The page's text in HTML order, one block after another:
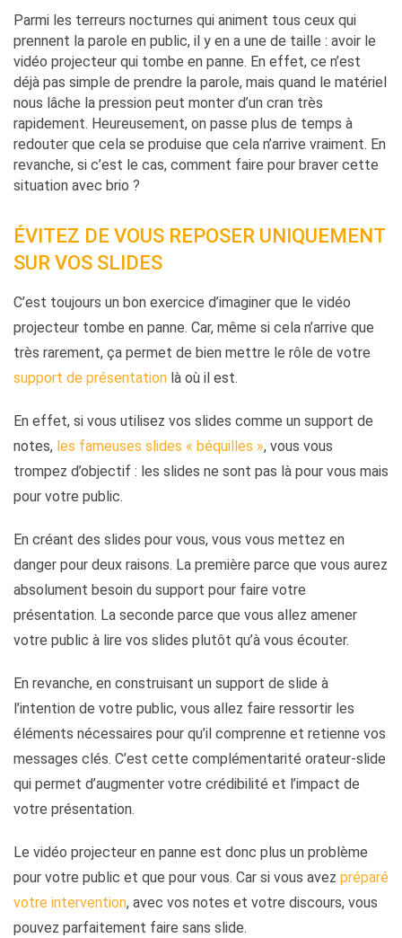
Parmi les terreurs nocturnes qui animent tous ceux qui
prennent la parole en public, il y en a une de taille : avoir le
vidéo projecteur qui tombe en panne. En effet, ce n’est
déjà pas simple de prendre la parole, mais quand le matériel
nous lâche la pression peut monter d’un cran très
rapidement. Heureusement, on passe plus de temps à
redouter que cela se produise que cela n’arrive vraiment. En
revanche, si c’est le cas, comment faire pour braver cette
situation avec brio ?
ÉVITEZ DE VOUS REPOSER UNIQUEMENT
SUR VOS SLIDES
C’est toujours un bon exercice d’imaginer que le vidéo
projecteur tombe en panne. Car, même si cela n’arrive que
très rarement, ça permet de bien mettre le rôle de votre
support de présentation là où il est.
En effet, si vous utilisez vos slides comme un support de
notes, les fameuses slides « béquilles », vous vous
trompez d’objectif : les slides ne sont pas là pour vous mais
pour votre public.
En créant des slides pour vous, vous vous mettez en
danger pour deux raisons. La première parce que vous aurez
absolument besoin du support pour faire votre
présentation. La seconde parce que vous allez amener
votre public à lire vos slides plutôt qu’à vous écouter.
En revanche, en construisant un support de slide à
l’intention de votre public, vous allez faire ressortir les
éléments nécessaires pour qu’il comprenne et retienne vos
messages clés. C’est cette complémentarité orateur-slide
qui permet d’augmenter votre crédibilité et l’impact de
votre présentation.
Le vidéo projecteur en panne est donc plus un problème
pour votre public et que pour vous. Car si vous avez préparé
votre intervention, avec vos notes et votre discours, vous
pouvez parfaitement faire sans slide.